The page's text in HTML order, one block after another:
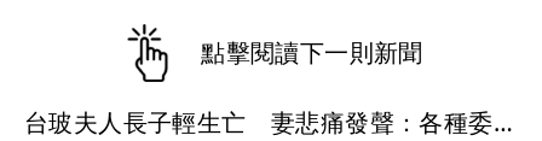
點擊閱讀下一則新聞
台玻夫人長子輕生亡 妻悲痛發聲：各種委屈與不平...